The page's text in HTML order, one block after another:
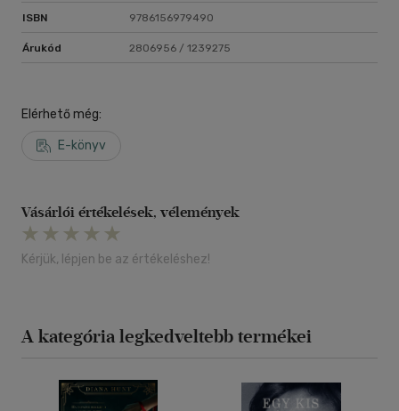
ISBN 9786156979490
Árukód 2806956 / 1239275
Elérhető még:
E-könyv
Vásárlói értékelések, vélemények
Kérjük, lépjen be az értékeléshez!
A kategória legkedveltebb termékei